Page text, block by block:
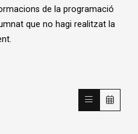
de la programació
que no hagi realitzat la